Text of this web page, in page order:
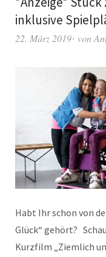
inklusive
22. März 2019 von
Habt Ihr schon von
Glück“ gehört?
Kurzfilm „Ziemlich